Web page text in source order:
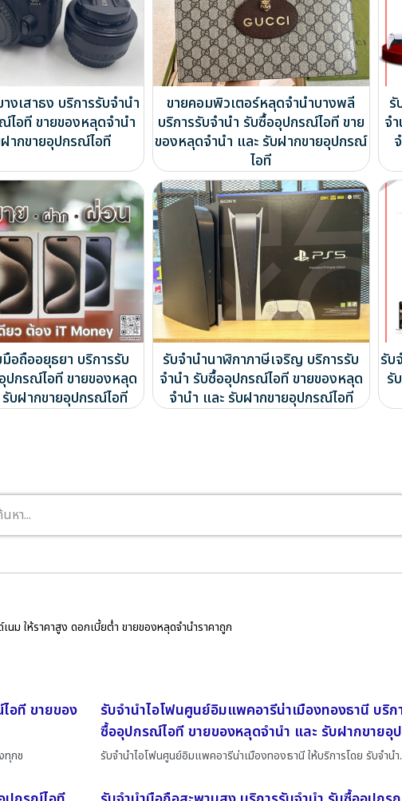
งเสาธง บริการรับจำนำ
ไอที ขายของหลุดจำนำ
ากขายอุปกรณ์ไอที
ขายคอมพิวเตอร์หลุดจำนำบางพลี
บริการรับจำนำ รับซื้ออุปกรณ์ไอที ขาย
ของหลุดจำนำ และ รับฝากขายอุปกรณ์
ไอที
รั
จ
อถืออยุธยา บริการรับ
ปกรณ์ไอที ขายของหลุด
รับฝากขายอุปกรณ์ไอที
รับจำนำนาฬิกาภาษีเจริญ บริการรับ
จำนำ รับซื้ออุปกรณ์ไอที ขายของหลุด
จำนำ และ รับฝากขายอุปกรณ์ไอที
รับ
รั
ม ให้ราคาสูง ดอกเบี้ยต่ำ ขายของหลุดจำนำราคาถูก
อที ขายของ
ทุกช
รับจำนำไอโฟนศูนย์อิมแพคอารีน่าเมืองทองธานี บริก
ซื้ออุปกรณ์ไอที ขายของหลุดจำนำ และ รับฝากขายอุ
รับจำนำไอโฟนศูนย์อิมแพคอารีน่าเมืองทองธานี ให้บริการโดย รับจํานํ